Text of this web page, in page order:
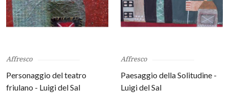
Affresco
Personaggio del teatro
friulano - Luigi del Sal
Affresco
Paesaggio della Solitudine -
Luigi del Sal